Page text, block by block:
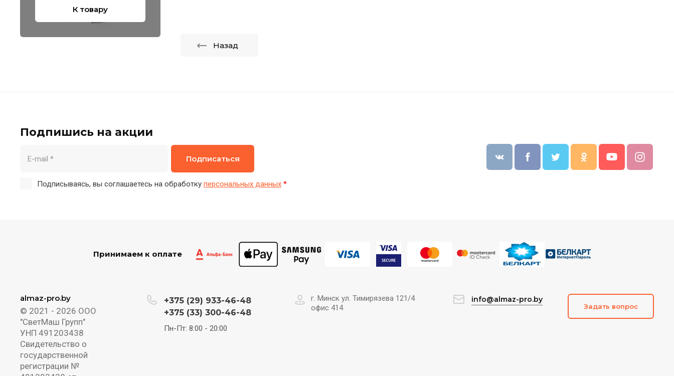
К товару
Назад
Подпишись на акции
Подписываясь, вы соглашаетесь на обработку персональных данных *
Подписаться
Принимаем к оплате
almaz-pro.by
© 2021 - 2026 ООО
"СветМаш Групп"
УНП 491203438
Свидетельство о
государственной
регистрации №
+375 (29) 933-46-48
+375 (33) 300-46-48
Пн-Пт: 8:00 - 20:00
г. Минск ул. Тимирязева 121/4
офис 414
info@almaz-pro.by
Задать вопрос